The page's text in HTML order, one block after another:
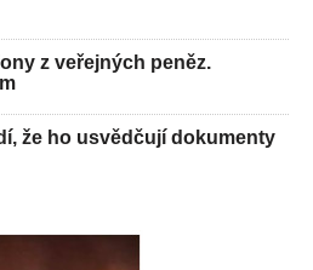
z veřejných peněz.
že ho usvědčují dokumenty